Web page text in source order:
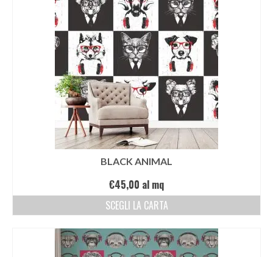
BLACK ANIMAL
€45,00 al mq
SCEGLI LA CARTA